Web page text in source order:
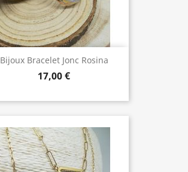
Bijoux Bracelet Jonc Rosina
17,00 €